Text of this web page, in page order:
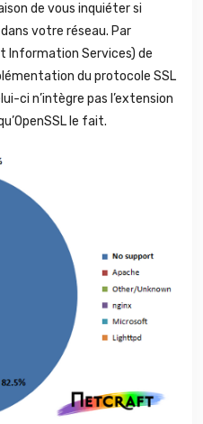
de vous inquiéter si
votre réseau. Par
Information Services) de
du protocole SSL
ci n’intègre pas l’extension
le fait.